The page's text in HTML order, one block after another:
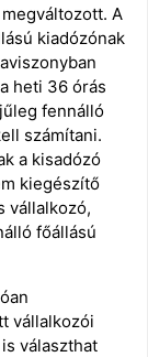
A
kiadózónak
heti 36 órás
fennálló
számítani.
a kisadózó
kiegészítő
vállalkozó,
főállású
vállalkozói
választhat